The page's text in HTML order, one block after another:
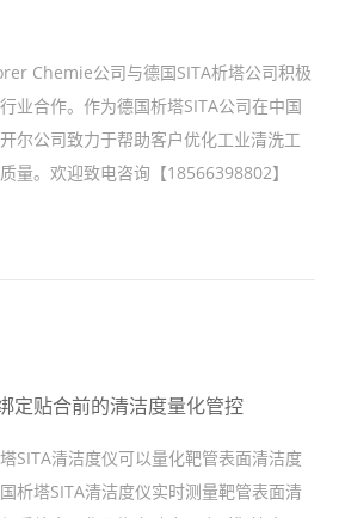
Chemie公司与德国SITA析塔公司积极
业合作。作为德国析塔SITA公司在中国
尔公司致力于帮助客户优化工业清洗工
量。欢迎致电咨询【18566398802】
定贴合前的清洁度量化管控
SITA清洁度仪可以量化靶管表面清洁度
析塔SITA清洁度仪实时测量靶管表面清